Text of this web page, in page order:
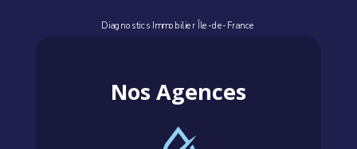
Diagnostics Immobilier Île-de-France
Nos Agences